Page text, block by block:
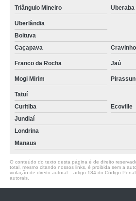
Triângulo Mineiro Uberaba
Uberlândia
Boituva
Caçapava
Franco da Rocha Jaú
Mogi Mirim
Tatuí
Curitiba
Ecoville
Jundiaí
Londrina
Manaus
O conteúdo do texto desta página é de direito
total, mesmo citando nossos links, é proibida sem a
violação de direito autoral – artigo 184 do Código
autorais